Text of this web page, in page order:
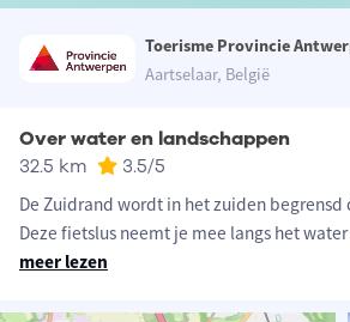
Toerisme Provincie
Aartselaar, België
Over water en landschappen
32.5 km 3.5/5
De Zuidrand wordt in het zuiden begrensd
Deze fietslus neemt je mee langs het
meer lezen